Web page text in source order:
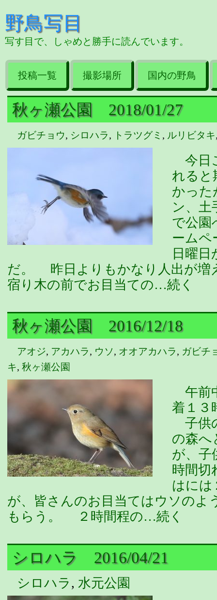
野鳥写目
写す目で、しゃめと勝手に読んでいます。
投稿一覧 撮影場所 国内の野鳥
秋ヶ瀬公園 2018/01/27
ガビチョウ, シロハラ, トラツグミ , ルリビタキ
今日
れると
かった
ン、土
で公園
ームペ
日曜
だ。 昨日よりもかなり人出が増
宿り木の前でお目当ての…続く
秋ヶ瀬公園 2016/12/18
アオジ, アカハラ, ウソ, オオアカハラ, ガビチ
キ, 秋ヶ瀬公園
午前
着１３
子供
の森へ
が、子
時間
はには
が、皆さんのお目当てはウソのよ
もらう。 ２時間程の…続く
シロハラ 2016/04/21
シロハラ , 水元公園